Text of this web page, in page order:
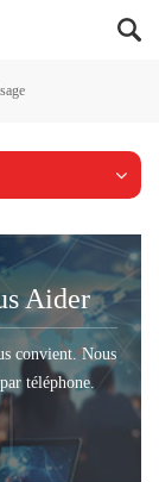
Aider
convient. Nous
téléphone.